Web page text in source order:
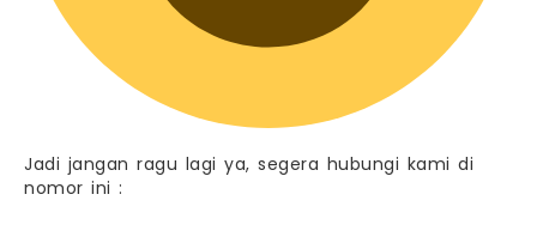
Jadi jangan ragu lagi ya, segera hubungi kami di
nomor ini :